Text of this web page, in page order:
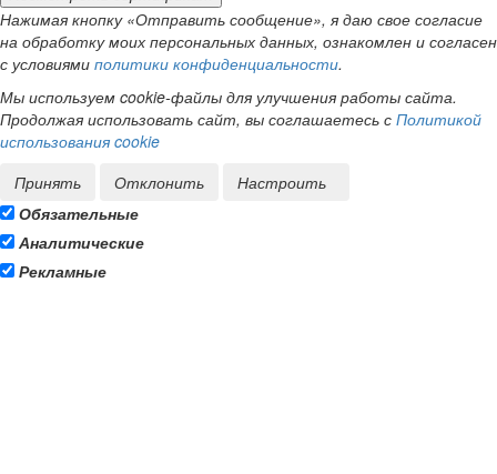
Нажимая кнопку «Отправить сообщение», я даю свое согласие
на обработку моих персональных данных, ознакомлен и согласен
с условиями политики конфиденциальности.
Мы используем cookie-файлы для улучшения работы сайта.
Продолжая использовать сайт, вы соглашаетесь с Политикой
использования cookie
Принять
Отклонить
Настроить
Обязательные
Аналитические
Рекламные